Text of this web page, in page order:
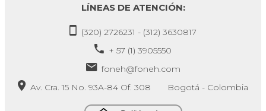
LÍNEAS DE ATENCIÓN:
(320) 2726231 - (312) 3630817
+ 57 (1) 3905550
foneh@foneh.com
Av. Cra. 15 No. 93A-84 Of. 308 Bogotá - Colombia